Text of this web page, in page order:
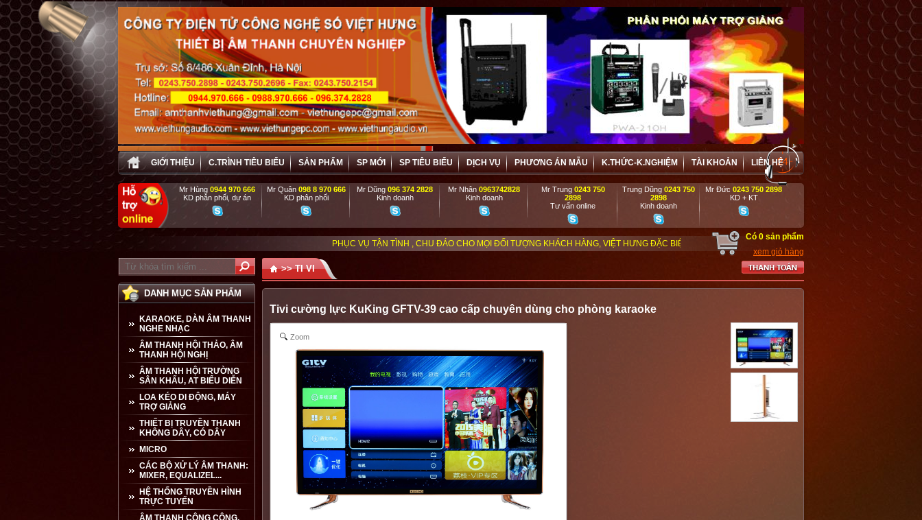
GIỚI THIỆU C.TRÌNH TIÊU BIỂU SẢN PHẨM SP MỚI SP TIÊU BIỂU DỊCH VỤ PHƯƠNG ÁN MẪU K.THỨC-K.NGHIỆM TÀI KHOẢN LIÊN HỆ
Mr Hùng0944 970 666
KD phân phối, dự án
Mr Quân 098 8 970 666
KD phân phối
Mr Dũng096 374 2828
Kinh doanh
Mr Nhân0963742828
Kinh doanh
Mr Trung 0243 750
2898
Tư vấn online
Trung Dũng 0243 750
2898
Kinh doanh
Mr Đức0243 750 2898
KD + KT
PHỤC VỤ TẬN TÌNH , CHU ĐÁO CHO MỌI ĐỐI TƯỢNG KHÁCH HÀNG, VIỆT HƯNG ĐẶC BIỆT ƯU ĐÃI VÀ HỢP TÁC HIỆU QUẢ VỚI CÁC DOANH NGHIỆP, DỰ ÁN, TRƯỜNG
Có 0 sản phẩm
xem giỏ hàng
DANH MỤC SẢN PHẨM
KARAOKE, DÀN ÂM THANH
NGHE NHẠC
ÂM THANH HỘI THẢO, ÂM
THANH HỘI NGHỊ
ÂM THANH HỘI TRƯỜNG
SÂN KHẤU, AT BIỂU DIỄN
LOA KÉO DI ĐỘNG, MÁY
TRỢ GIẢNG
THIẾT BỊ TRUYỀN THANH
KHÔNG DÂY, CÓ DÂY
MICRO
CÁC BỘ XỬ LÝ ÂM THANH:
MIXER, EQUALIZEL...
HỆ THỐNG TRUYỀN HÌNH
TRỰC TUYẾN
ÂM THANH CÔNG CỘNG,
>>TI VI
Tivi cường lực KuKing GFTV-39 cao cấp chuyên dùng cho phòng karaoke
Zoom